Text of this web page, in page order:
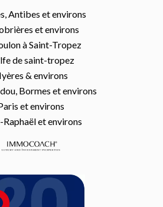
Antibes et environs
et environs
à Saint-Tropez
de saint-tropez
& environs
Bormes et environs
et environs
Raphaël et environs